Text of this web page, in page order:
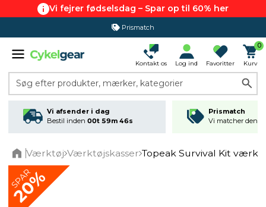
Vi fejrer fødselsdag – Spar op til 60% her
Prismatch
Kontakt os Log ind Favoritter
0
Kurv
Søg efter produkter, mærker, kategorier
Vi afsender i dag
Bestil inden 00t 59m 46s
Prismatch
Vi matcher den
Værktøj Værktøjskasser Topeak Survival Kit
SPAR
20%